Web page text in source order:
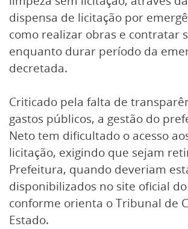
dispensa de licitação por
como realizar obras e contratar
enquanto durar período da
decretada.
Criticado pela falta de
gastos públicos, a gestão do
Neto tem dificultado o acesso
licitação, exigindo que sejam
Prefeitura, quando deveriam
disponibilizados no site oficial
conforme orienta o Tribunal de
Estado.